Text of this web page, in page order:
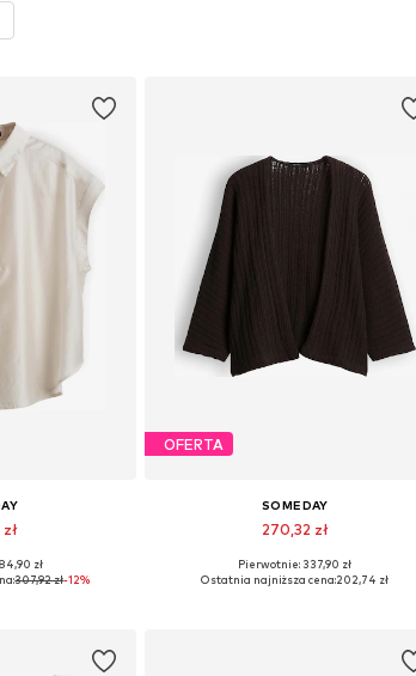
S, M, L, XL
zł
307,92 zł-12%
OFERTA
SOMEDAY
270,32 zł
Dostępne rozmiary: S, M, L, XL
Pierwotnie: 337,90 zł
Ostatnia najniższa cena:202,74 zł